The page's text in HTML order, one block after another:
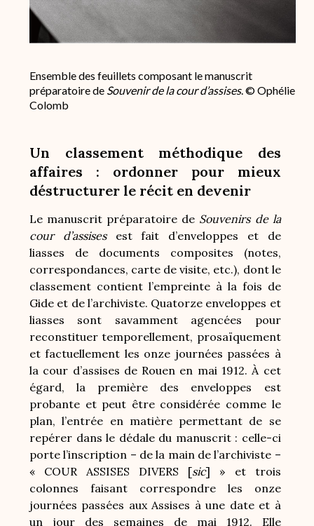
Ensemble des feuillets composant le manuscrit
préparatoire de Souvenir de la cour d’assises. © Ophélie
Colomb
Un classement méthodique des
affaires : ordonner pour mieux
déstructurer le récit en devenir
Le manuscrit préparatoire de Souvenirs de la
cour d’assisesest fait d’enveloppes et de
liasses de documents composites (notes,
correspondances, carte de visite, etc.), dont le
classement contient l’empreinte à la fois de
Gide et de l’archiviste. Quatorze enveloppes et
liasses sont savamment agencées pour
reconstituer temporellement, prosaïquement
et factuellement les onze journées passées à
la cour d’assises de Rouen en mai 1912. À cet
égard, la première des enveloppes est
probante et peut être considérée comme le
plan, l’entrée en matière permettant de se
repérer dans le dédale du manuscrit : celle-ci
porte l’inscription – de la main de l’archiviste –
« COUR ASSISES DIVERS [sic] » et trois
colonnes faisant correspondre les onze
journées passées aux Assises à une date et à
un jour des semaines de mai 1912. Elle